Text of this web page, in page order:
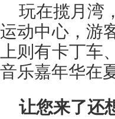
玩在揽月湾
运动中心，游
上则有卡丁
音乐嘉年华在
让您来了还